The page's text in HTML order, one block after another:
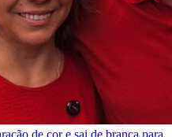
de cor e sai de branca para